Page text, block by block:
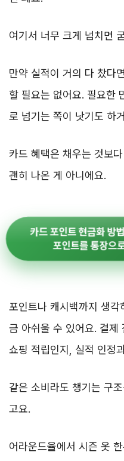
여기서 너무 크게 넘치면
만약 실적이 거의 다 찼다
할 필요는 없어요. 필요한
로 넘기는 쪽이 낫기도 하
카드 혜택은 채우는 것보
괜히 나온 게 아니에요.
카드 포인트 현금화 방
포인트를 통장으
포인트나 캐시백까지 생
금 아쉬울 수 있어요. 결제
쇼핑 적립인지, 실적 인정
같은 소비라도 챙기는 구
고요.
어라운드율에서 시즌 옷